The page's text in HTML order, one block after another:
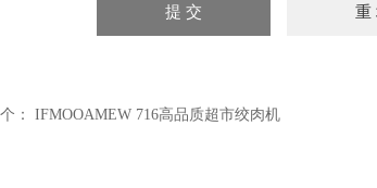
： IFMOOAMEW 716高品质超市绞肉机